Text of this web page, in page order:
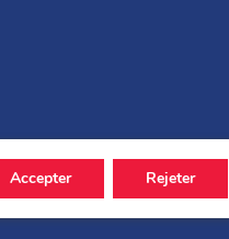
Politique de confidentialité
Accepter Rejeter